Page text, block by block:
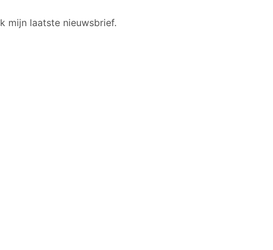
mijn laatste nieuwsbrief.